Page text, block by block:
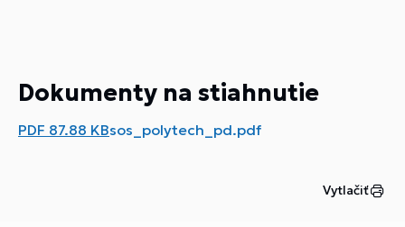
Dokumenty na stiahnutie
PDF 87.88 KBsos_polytech_pd.pdf
Vytlačiť